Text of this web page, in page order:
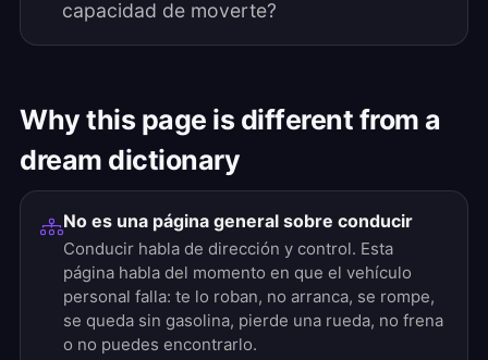
capacidad de moverte?
Why this page is different from a
dream dictionary
No es una página general sobre conducir
Conducir habla de dirección y control. Esta
página habla del momento en que el vehículo
personal falla: te lo roban, no arranca, se rompe,
se queda sin gasolina, pierde una rueda, no frena
o no puedes encontrarlo.